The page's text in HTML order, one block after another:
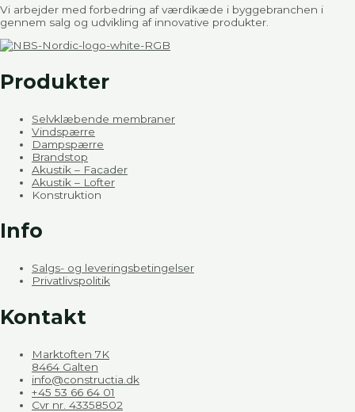
Vi arbejder med forbedring af værdikæde i byggebranchen i
gennem salg og udvikling af innovative produkter.
Produkter
Selvklæbende membraner
Vindspærre
Dampspærre
Brandstop
Akustik – Facader
Akustik – Lofter
Konstruktion
Info
Salgs- og leveringsbetingelser
Privatlivspolitik
Kontakt
Marktoften 7K
8464 Galten
info@constructia.dk
+45 53 66 64 01
Cvr nr. 43358502